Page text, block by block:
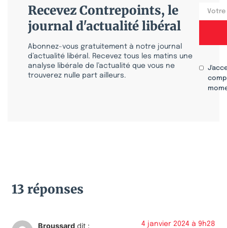
Recevez Contrepoints, le
journal d'actualité libéral
Abonnez-vous gratuitement à notre journal
d’actualité libéral. Recevez tous les matins une
analyse libérale de l’actualité que vous ne
trouverez nulle part ailleurs.
13 réponses
Broussard dit : 4 janvier 2024 à 9h28